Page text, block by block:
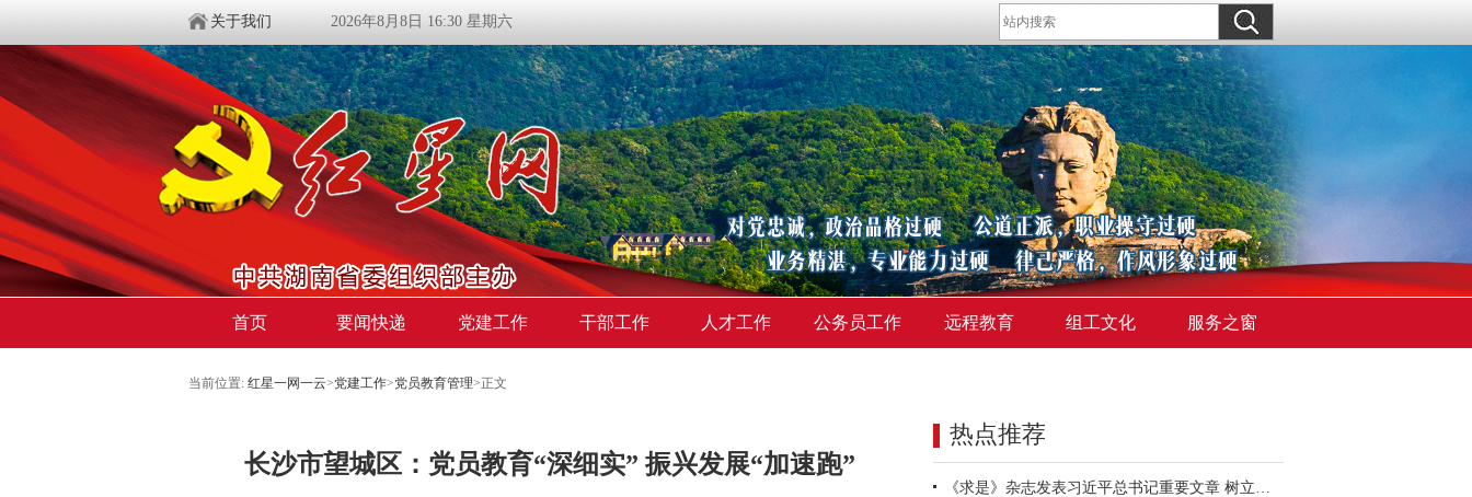
关于我们 2026年8月8日 16:30 星期六
首页 要闻快递 党建工作 干部工作 人才工作 公务员工作 远程教育 组工文化 服务之窗
当前位置: 红星一网一云>党建工作>党员教育管理>正文
长沙市望城区：党员教育“深细实” 振兴发展“加速跑”
热点推荐
《求是》杂志发表习近平总书记重要文章 树立和践行正确政绩观